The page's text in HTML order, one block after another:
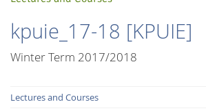
kpuie_17-18 [KPUIE]
Winter Term 2017/2018
Lectures and Courses